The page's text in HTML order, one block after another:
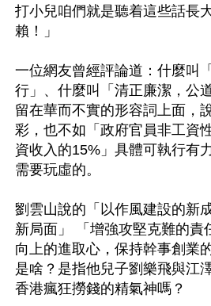
打小兒咱們就是聽着這些話長
賴！」
一位網友曾經評論道：什麼叫
行」、什麼叫「清正廉潔，公
留在華而不實的形容詞上面，
彩，也不如「政府官員非工資
資收入的15%」具體可執行有
需要玩虛的。
劉雲山說的「以作風建設的新
新局面」 「增強攻堅克難的責
向上的進取心，保持幹事創業
是啥？是指他兒子劉樂飛與江
香港瘋狂撈錢的精氣神嗎？